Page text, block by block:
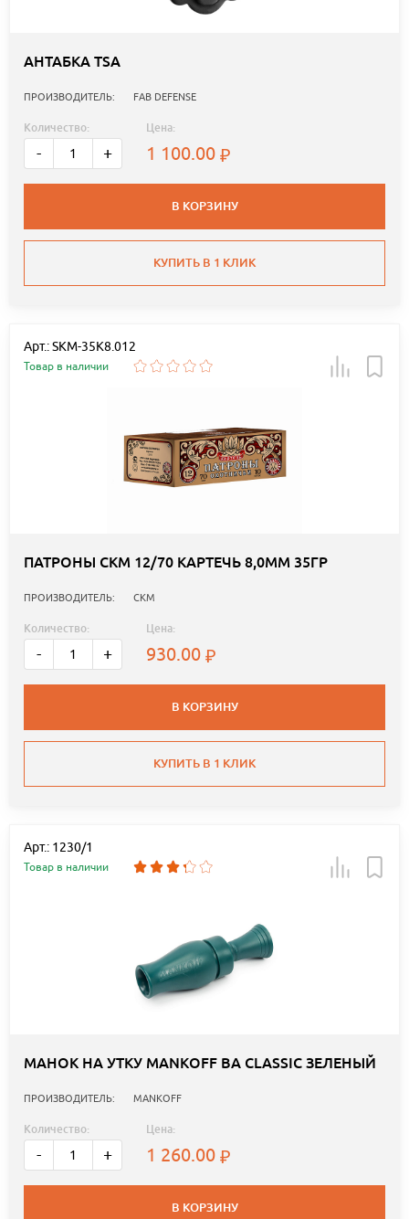
АНТАБКА TSA
ПРОИЗВОДИТЕЛЬ: FAB DEFENSE
Количество:
- +
Цена:
1 100.00
В КОРЗИНУ
КУПИТЬ В 1 КЛИК
Арт.: SKM-35K8.012
Товар в наличии
ПАТРОНЫ СКМ 12/70 КАРТЕЧЬ 8,0ММ 35ГР
ПРОИЗВОДИТЕЛЬ: СКМ
Количество:
- +
Цена:
930.00
В КОРЗИНУ
КУПИТЬ В 1 КЛИК
Арт.: 1230/1
Товар в наличии
МАНОК НА УТКУ MANKOFF BA CLASSIC ЗЕЛЕНЫЙ
ПРОИЗВОДИТЕЛЬ: MANKOFF
Количество:
- +
Цена:
1 260.00
В КОРЗИНУ